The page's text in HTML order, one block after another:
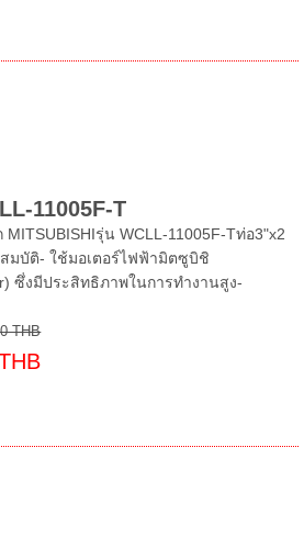
11005F-T
รุ่น WCLL-11005F-Tท่อ3"x2
มบัติ- ใช้มอเตอร์ไฟฟ้ามิตซูบิชิ
ซึ่งมีประสิทธิภาพในการทำงานสูง-
THB